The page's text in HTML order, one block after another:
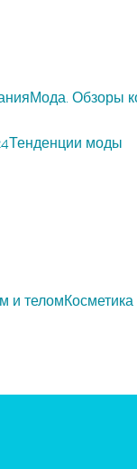
Мода. Обзоры
Тенденции моды
и теломКосметика